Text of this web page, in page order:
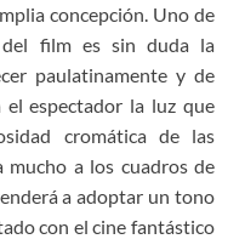
concepción. Uno de
del film es sin duda la
paulatinamente y de
el espectador la luz que
cromática de las
mucho a los cuadros de
a adoptar un tono
con el cine fantástico